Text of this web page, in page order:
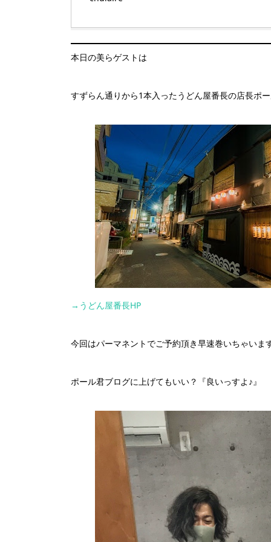
本日の美らゲストは
すずらん通りから1本入ったうどん屋番長の店長ポ
→うどん屋番長HP
今回はパーマネントでご予約頂き早速巻いちゃいま
ポール君ブログに上げてもいい？『良いっすよ♪』